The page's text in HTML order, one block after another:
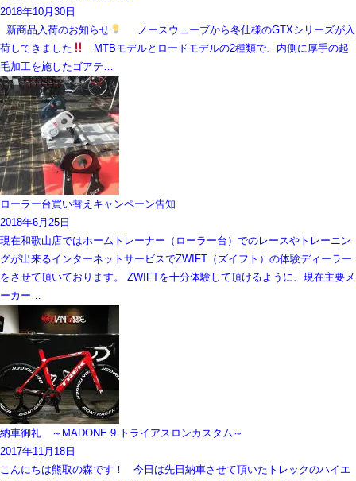
2018年10月30日
新商品入荷のお知らせ
ノースウェーブから冬仕様のGTXシリーズが入
荷してきました
MTBモデルとロードモデルの2種類で、内側に厚手の起
毛加工を施したゴアテ…
ローラー台買い替えキャンペーン告知
2018年6月25日
現在和歌山店ではホームトレーナー（ローラー台）でのレースやトレーニン
グが出来るインターネットサービスでZWIFT（ズイフト）の体験ディーラー
をさせて頂いております。 ZWIFTを十分体験して頂けるように、現在主要メ
ーカー…
納車御礼 ～MADONE 9 トライアスロンカスタム～
2017年11月18日
こんにちは熊取の森です！ 今日は先日納車させて頂いたトレックのハイエ